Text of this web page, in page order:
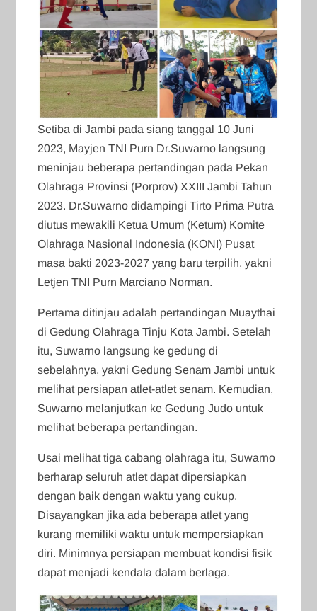
Setiba di Jambi pada siang tanggal 10 Juni
2023, Mayjen TNI Purn Dr.Suwarno langsung
meninjau beberapa pertandingan pada Pekan
Olahraga Provinsi (Porprov) XXIII Jambi Tahun
2023. Dr.Suwarno didampingi Tirto Prima Putra
diutus mewakili Ketua Umum (Ketum) Komite
Olahraga Nasional Indonesia (KONI) Pusat
masa bakti 2023-2027 yang baru terpilih, yakni
Letjen TNI Purn Marciano Norman.
Pertama ditinjau adalah pertandingan Muaythai
di Gedung Olahraga Tinju Kota Jambi. Setelah
itu, Suwarno langsung ke gedung di
sebelahnya, yakni Gedung Senam Jambi untuk
melihat persiapan atlet-atlet senam. Kemudian,
Suwarno melanjutkan ke Gedung Judo untuk
melihat beberapa pertandingan.
Usai melihat tiga cabang olahraga itu, Suwarno
berharap seluruh atlet dapat dipersiapkan
dengan baik dengan waktu yang cukup.
Disayangkan jika ada beberapa atlet yang
kurang memiliki waktu untuk mempersiapkan
diri. Minimnya persiapan membuat kondisi fisik
dapat menjadi kendala dalam berlaga.